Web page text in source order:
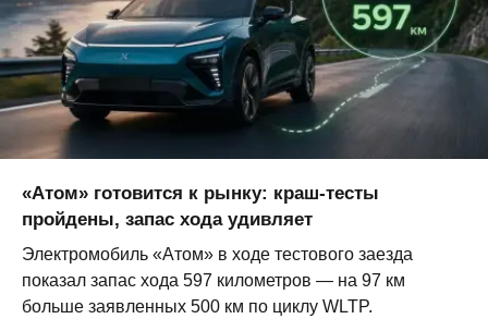
«Атом» готовится к рынку: краш-тесты
пройдены, запас хода удивляет
Электромобиль «Атом» в ходе тестового заезда
показал запас хода 597 километров — на 97 км
больше заявленных 500 км по циклу WLTP.